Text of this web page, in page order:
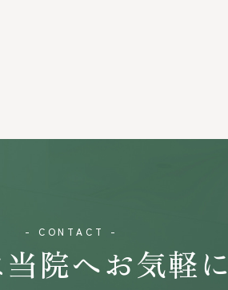
- CONTACT -
院へお気軽に